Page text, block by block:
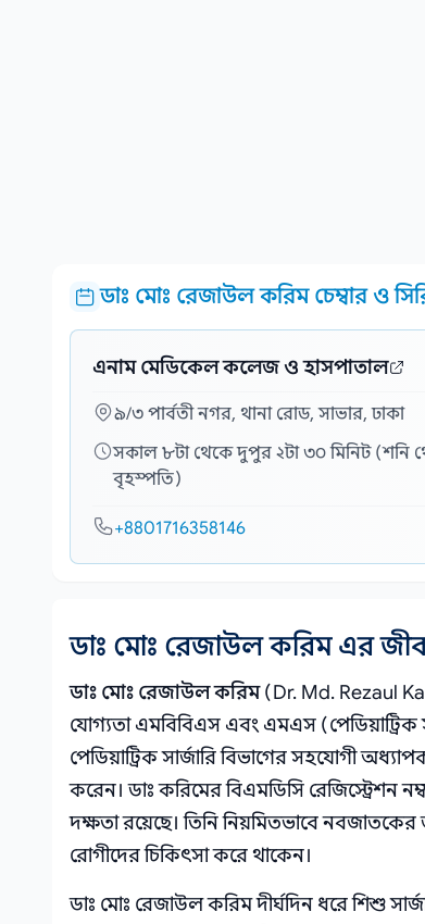
ডাঃ মোঃ রেজাউল করিম চেম্বার ও
এনাম মেডিকেল কলেজ ও হাসপাতাল
৯/৩ পার্বতী নগর, থানা রোড, সাভার, ঢাকা
সকাল ৮টা থেকে দুপুর ২টা ৩০ মিনিট (শনি
বৃহস্পতি)
+8801716358146
ডাঃ মোঃ রেজাউল করিম এর
ডাঃ মোঃ রেজাউল করিম(Dr. Md. Rezaul
যোগ্যতা এমবিবিএস এবং এমএস (পেডিয়াট্রিক
পেডিয়াট্রিক সার্জারি বিভাগের সহযোগী
করেন। ডাঃ করিমের বিএমডিসি রেজিস্ট্রেশন
দক্ষতা রয়েছে। তিনি নিয়মিতভাবে নবজাতকের
রোগীদের চিকিৎসা করে থাকেন।
ডাঃ মোঃ রেজাউল করিম দীর্ঘদিন ধরে শিশু